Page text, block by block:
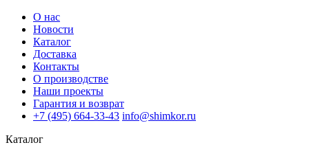
О нас
Новости
Каталог
Доставка
Контакты
О производстве
Наши проекты
Гарантия и возврат
+7 (495) 664-33-43 info@shimkor.ru
Каталог